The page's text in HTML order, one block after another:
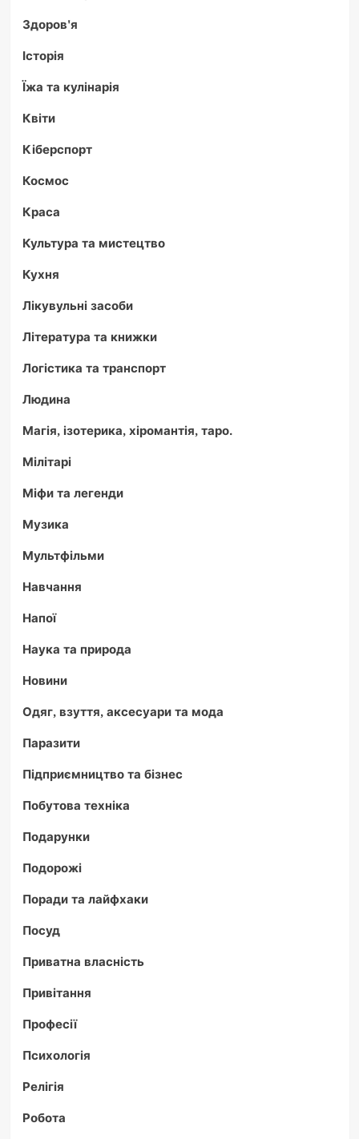
Здоров'я
Історія
Їжа та кулінарія
Квіти
Кіберспорт
Космос
Краса
Культура та мистецтво
Кухня
Лікувульні засоби
Література та книжки
Логістика та транспорт
Людина
Магія, ізотерика, хіромантія, таро.
Мілітарі
Міфи та легенди
Музика
Мультфільми
Навчання
Напої
Наука та природа
Новини
Одяг, взуття, аксесуари та мода
Паразити
Підприємництво та бізнес
Побутова техніка
Подарунки
Подорожі
Поради та лайфхаки
Посуд
Приватна власність
Привітання
Професії
Психологія
Релігія
Робота